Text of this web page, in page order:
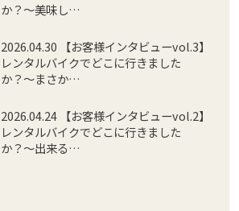
か？〜美味し…
2026.04.30 【お客様インタビューvol.3】
レンタルバイクでどこに行きました
か？〜まさか…
2026.04.24 【お客様インタビューvol.2】
レンタルバイクでどこに行きました
か？〜出来る…